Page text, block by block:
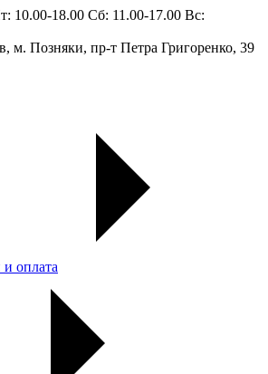
10.00-18.00 Сб: 11.00-17.00 Вс:
м. Позняки, пр-т Петра Григоренко, 39
и оплата